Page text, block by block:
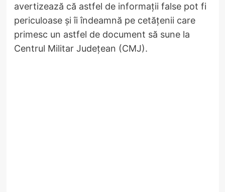
avertizează că astfel de informații false pot fi
periculoase și îi îndeamnă pe cetățenii care
primesc un astfel de document să sune la
Centrul Militar Județean (CMJ).